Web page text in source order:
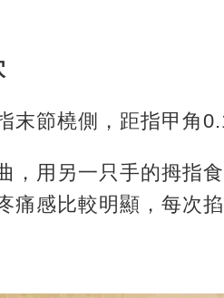
末節橈側，距指甲角
，用另一只手的拇指
痛感比較明顯，每次掐